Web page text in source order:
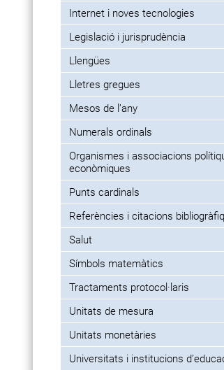
Internet i noves tecnologies
Legislació i jurisprudència
Llengües
Lletres gregues
Mesos de l’any
Numerals ordinals
Organismes i associacions
econòmiques
Punts cardinals
Referències i citacions
Salut
Símbols matemàtics
Tractaments protocol·laris
Unitats de mesura
Unitats monetàries
Universitats i institucions